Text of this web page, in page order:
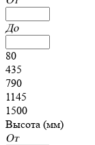
До
80
435
790
1145
1500
Высота (мм)
От